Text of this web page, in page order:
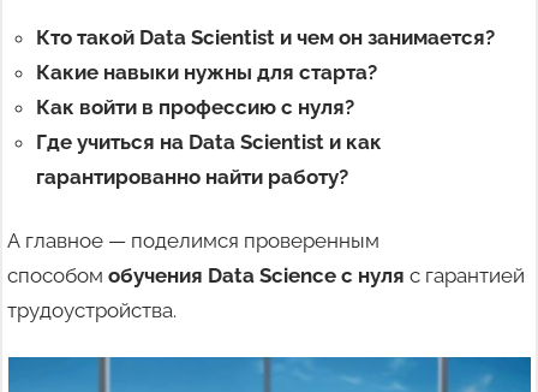
Кто такой Data Scientist и чем он занимается?
Какие навыки нужны для старта?
Как войти в профессию с нуля?
Где учиться на Data Scientist и как
гарантированно найти работу?
А главное — поделимся проверенным
способомобучения Data Science с нуля с гарантией
трудоустройства.